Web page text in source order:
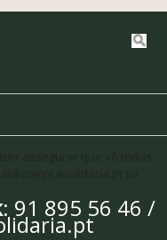
: 91 895 56 46 /